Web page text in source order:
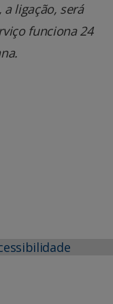
ligação, será
funciona 24